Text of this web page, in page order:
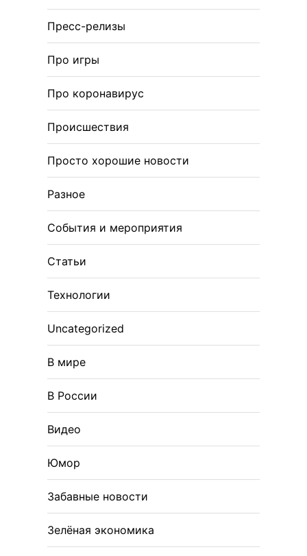
Пресс-релизы
Про игры
Про коронавирус
Происшествия
Просто хорошие новости
Разное
События и мероприятия
Статьи
Технологии
Uncategorized
В мире
В России
Видео
Юмор
Забавные новости
Зелёная экономика